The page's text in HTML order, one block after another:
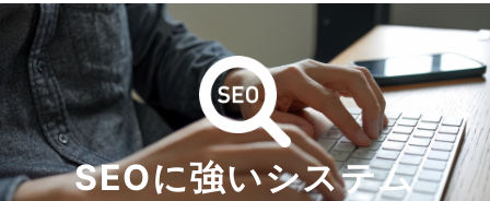
SEOに強いシステム